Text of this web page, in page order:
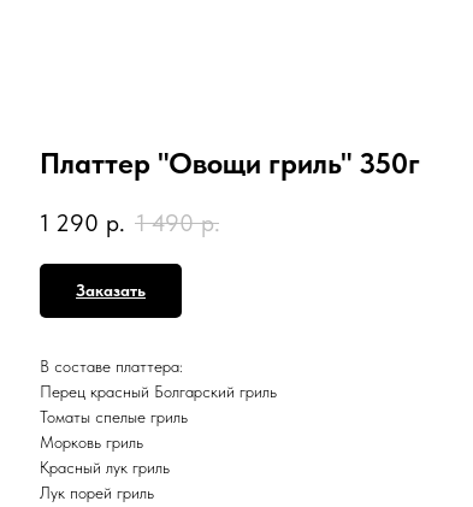
Платтер "Овощи гриль" 350г
1 290 р. 1 490 р.
Заказать
В составе платтера:
Перец красный Болгарский гриль
Томаты спелые гриль
Морковь гриль
Красный лук гриль
Лук порей гриль